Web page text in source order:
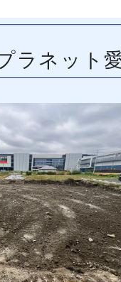
ラネット